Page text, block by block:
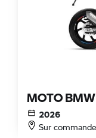
MOTO
2026
Sur commande